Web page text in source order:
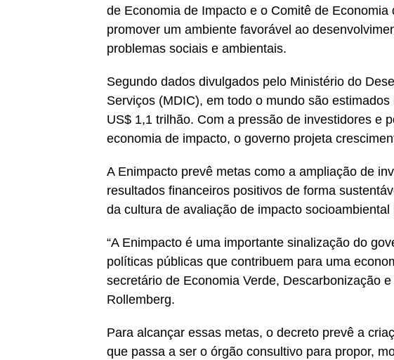
de Economia de Impacto e o Comitê de
promover um ambiente favorável ao
problemas sociais e ambientais.
Segundo dados divulgados pelo Ministério do
Serviços (MDIC), em todo o mundo são
US$ 1,1 trilhão. Com a pressão de investidores e
economia de impacto, o governo projeta
A Enimpacto prevê metas como a ampliação de
resultados financeiros positivos de forma
da cultura de avaliação de impacto
“A Enimpacto é uma importante sinalização do
políticas públicas que contribuem para uma
secretário de Economia Verde, Descarbonização
Rollemberg.
Para alcançar essas metas, o decreto prevê a
que passa a ser o órgão consultivo para propor,